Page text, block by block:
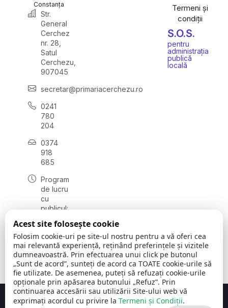
Constanța
Str.
General
Cerchez
nr. 28,
Satul
Cerchezu,
907045
secretar@primariacerchezu.ro
0241
780
204
0374
918
685
Program
de lucru
cu
publicul:
08:00 -
16:30
, vineri:
08:00 -
14:00
Termeni și
condiții
S.O.S.
pentru
administrația
publică
locală
Concept realizat de Big Media Relații Publice SRL
Acest site folosește cookie
Folosim cookie-uri pe site-ul nostru pentru a vă oferi cea
mai relevantă experiență, reținând preferințele și vizitele
dumneavoastră. Prin efectuarea unui click pe butonul
„Sunt de acord”, sunteți de acord ca TOATE cookie-urile să
fie utilizate. De asemenea, puteți să refuzați cookie-urile
opționale prin apăsarea butonului „Refuz”. Prin
continuarea accesării sau utilizării Site-ului web vă
exprimați acordul cu privire la Termeni și Condiții.